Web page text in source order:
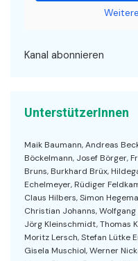
Kanal abonnieren
UnterstützerInnen
Maik Baumann, Andreas
Böckelmann, Josef Börger,
Bruns, Burkhard Brüx,
Echelmeyer, Rüdiger
Claus Hilbers, Simon
Christian Johanns, Wolfgang
Jörg Kleinschmidt, Thomas
Moritz Lersch, Stefan Lütke
Gisela Muschiol, Werner